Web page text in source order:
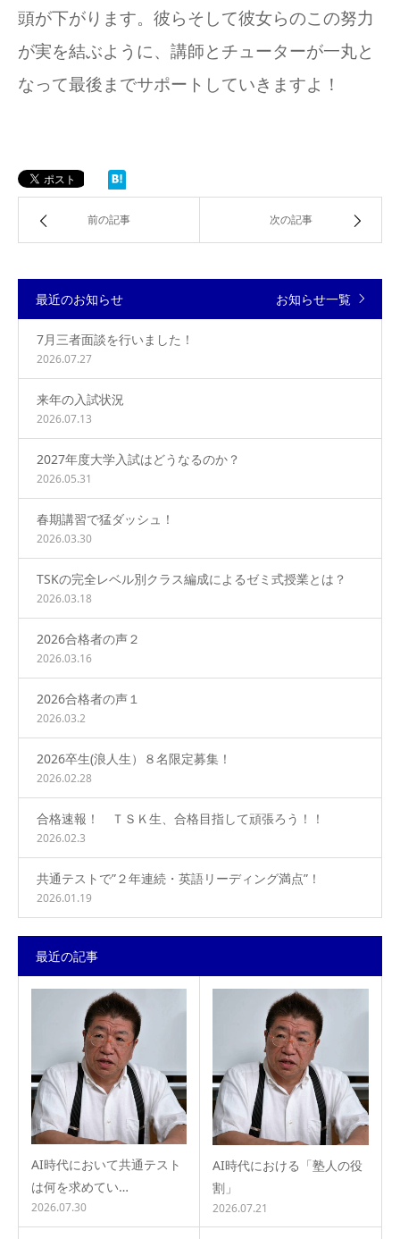
頭が下がります。彼らそして彼女らのこの努力
が実を結ぶように、講師とチューターが一丸と
なって最後までサポートしていきますよ！
前の記事 次の記事
最近のお知らせ お知らせ一覧
7月三者面談を行いました！
2026.07.27
来年の入試状況
2026.07.13
2027年度大学入試はどうなるのか？
2026.05.31
春期講習で猛ダッシュ！
2026.03.30
TSKの完全レベル別クラス編成によるゼミ式授業とは？
2026.03.18
2026合格者の声２
2026.03.16
2026合格者の声１
2026.03.2
2026卒生(浪人生）８名限定募集！
2026.02.28
合格速報！ ＴＳＫ生、合格目指して頑張ろう！！
2026.02.3
共通テストで”２年連続・英語リーディング満点”！
2026.01.19
最近の記事
AI時代において共通テスト
は何を求めてい…
2026.07.30
AI時代における「塾人の役
割」
2026.07.21